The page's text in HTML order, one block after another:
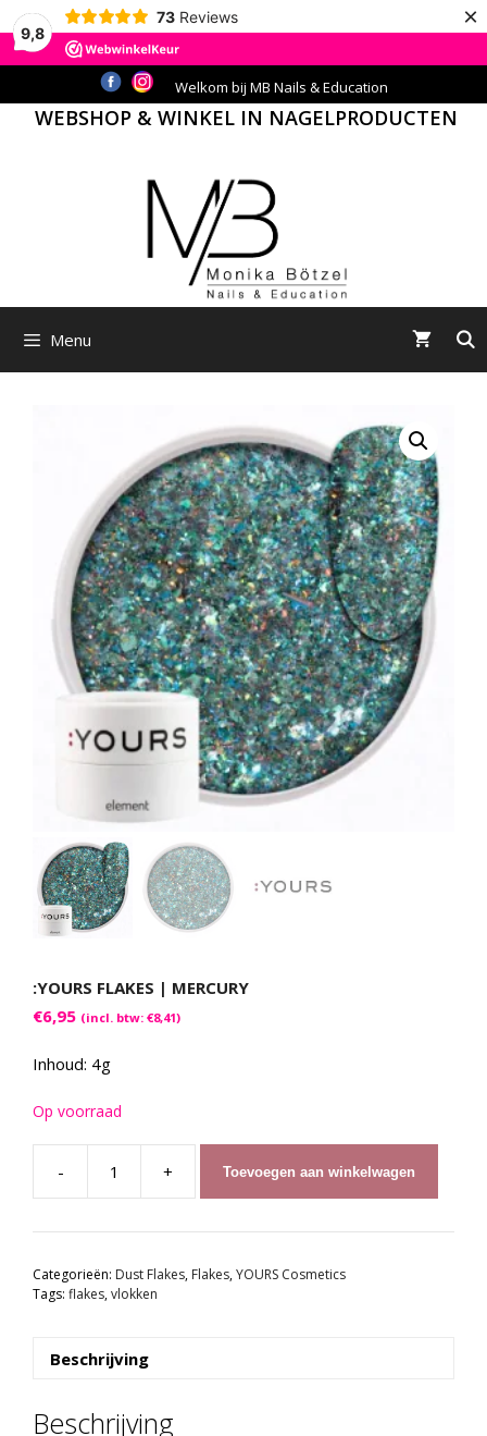
9,8
73 Reviews ×
naar
Welkom bij MB Nails & Education
WEBSHOP & WINKEL IN NAGELPRODUCTEN
Menu
:YOURS FLAKES | MERCURY
€6,95 (incl. btw: €8,41)
Inhoud: 4g
Op voorraad
-
:YOURS
Flakes
|
aantal
+ Toevoegen aan winkelwagen
Categorieën: Dust Flakes, Flakes,YOURS Cosmetics
Tags: flakes,vlokken
Beschrijving
Beschrijving